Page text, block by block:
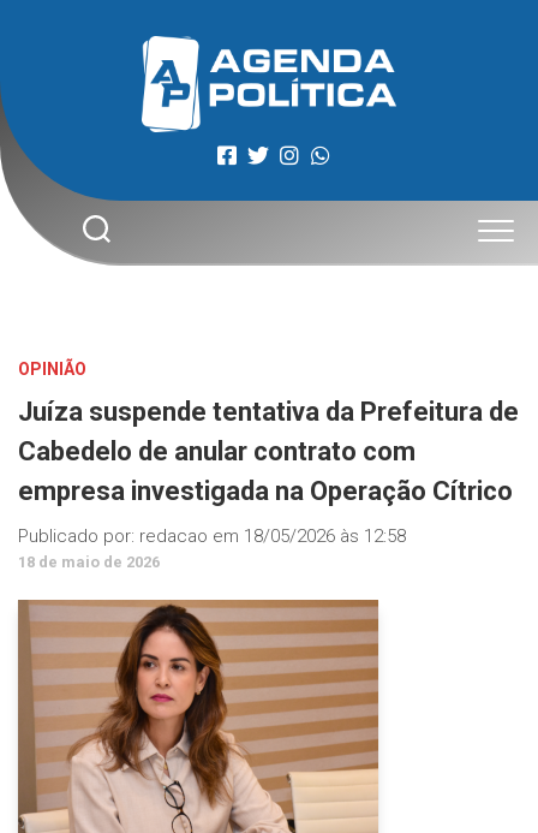
OPINIÃO
Juíza suspende tentativa da Prefeitura de
Cabedelo de anular contrato com
empresa investigada na Operação Cítrico
Publicado por: redacao em 18/05/2026 às 12:58
18 de maio de 2026